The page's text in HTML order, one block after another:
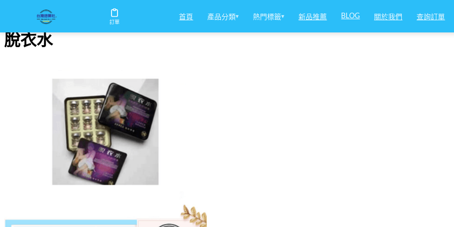
訂單
首頁 產品分類▾ 熱門標籤▾ 新品推薦 BLOG 關於我們 查詢訂單
脫衣水
脫衣水